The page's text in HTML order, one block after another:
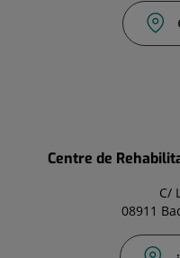
Centre de
C/
08911